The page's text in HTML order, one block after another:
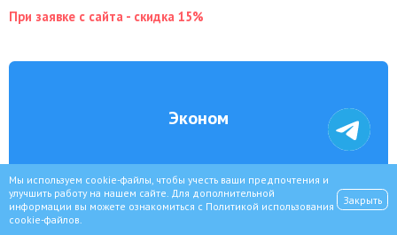
При заявке с сайта - скидка 15%
Эконом
1500₽
Мы используем cookie-файлы, чтобы учесть ваши предпочтения и
улучшить работу на нашем сайте. Для дополнительной
информации вы можете ознакомиться с Политикой использования
cookie-файлов.
Закрыть